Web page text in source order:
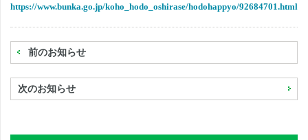
https://www.bunka.go.jp/koho_hodo_oshirase/hodohappyo/92684701.html
前のお知らせ
次のお知らせ